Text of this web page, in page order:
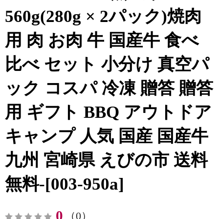
560g(280g × 2パック)焼肉
用 肉 お肉 牛 国産牛 食べ
比べ セット 小分け 真空パ
ック コスパ 冷凍 贈答 贈答
用 ギフト BBQ アウトドア
キャンプ 人気 国産 国産牛
九州 宮崎県 えびの市 送料
無料-[003-950a]
0 （0）